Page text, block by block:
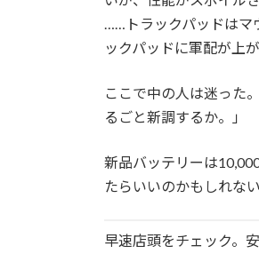
……トラックパッドは
ックパッドに軍配が上が
ここで中の人は迷った
るごと新調するか。」
新品バッテリーは
たらいいのかもしれない
早速店頭をチェック。